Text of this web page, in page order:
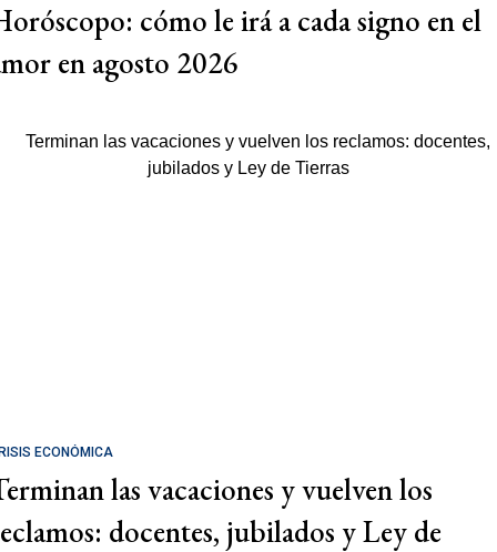
cómo le irá a cada signo en el
en agosto 2026
ECONÓMICA
las vacaciones y vuelven los
docentes, jubilados y Ley de